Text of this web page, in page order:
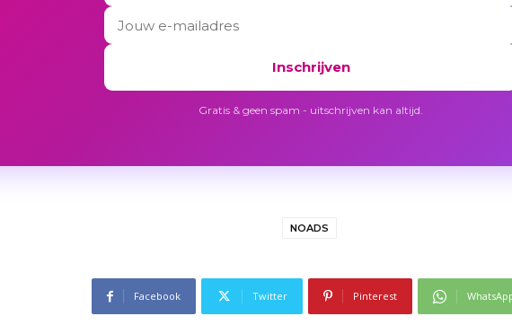
Inschrijven
Gratis & geen spam - uitschrijven kan altijd.
NOADS
Facebook Twitter Pinterest